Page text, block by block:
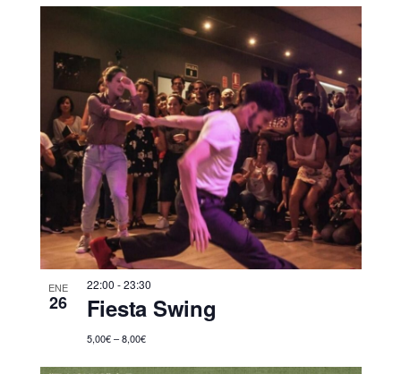
ENE
26
22:00 -23:30
Fiesta Swing
5,00€ – 8,00€